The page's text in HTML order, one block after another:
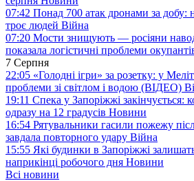
07:42 Понад 700 атак дронами за добу:
троє людей Війна
07:20 Мости знищують — росіяни
показала логістичні проблеми
7 Серпня
22:05 «Голодні ігри» за розетку: у
проблеми зі світлом і водою (ВІДЕО)
19:11 Спека у Запоріжжі закінчується:
одразу на 12 градусів Новини
16:54 Рятувальники гасили пожежу
завдала повторного удару Війна
15:55 Які будинки в Запоріжжі
наприкінці робочого дня Новини
Всі новини